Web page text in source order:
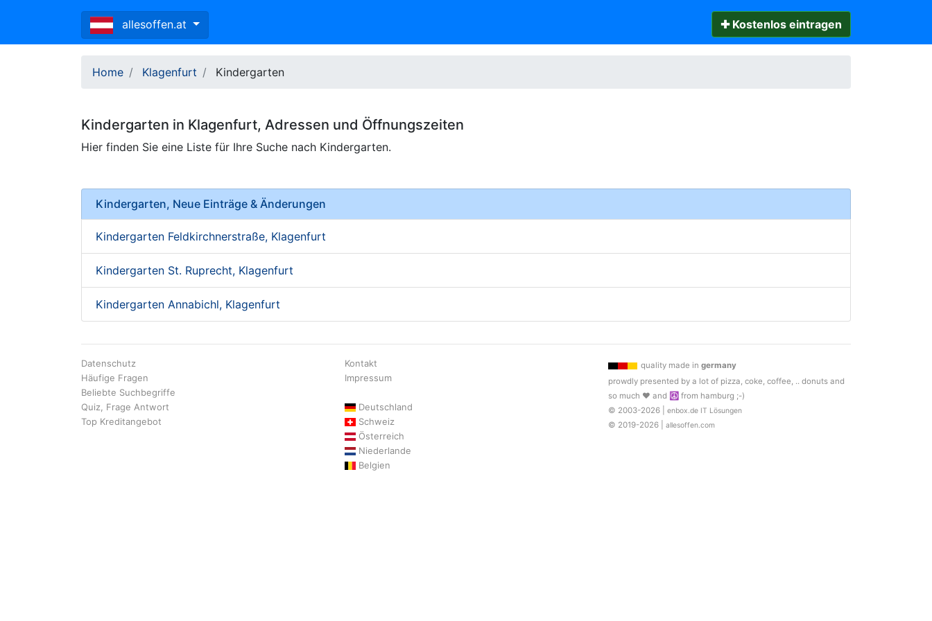
allesoffen.at ✚ Kostenlos eintragen
Home Klagenfurt Kindergarten
Kindergarten in Klagenfurt, Adressen und Öffnungszeiten
Hier finden Sie eine Liste für Ihre Suche nach Kindergarten.
Kindergarten, Neue Einträge & Änderungen
Kindergarten Feldkirchnerstraße, Klagenfurt
Kindergarten St. Ruprecht, Klagenfurt
Kindergarten Annabichl, Klagenfurt
Datenschutz
Häufige Fragen
Beliebte Suchbegriffe
Quiz, Frage Antwort
Top Kreditangebot
Kontakt
Impressum
Deutschland
Schweiz
Österreich
Niederlande
Belgien
quality made in germany
prowdly presented by a lot of pizza, coke, coffee, .. donuts and
so much ♥ and ☮ from hamburg ;-)
© 2003-2026 | enbox.de IT Lösungen
© 2019-2026 | allesoffen.com